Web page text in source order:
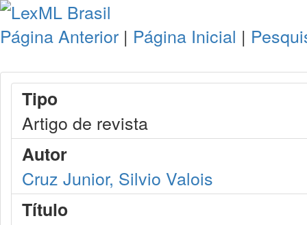
Página Anterior | Página Inicial |
Tipo
Artigo de revista
Autor
Cruz Junior, Silvio Valois
Título